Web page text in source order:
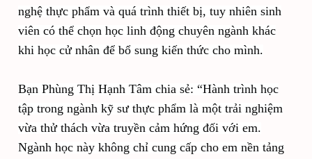
nghệ thực phẩm và quá trình thiết bị, tuy nhiên sinh
viên có thể chọn học linh động chuyên ngành khác
khi học cử nhân để bổ sung kiến thức cho mình.
Bạn Phùng Thị Hạnh Tâm chia sẻ: “Hành trình học
tập trong ngành kỹ sư thực phẩm là một trải nghiệm
vừa thử thách vừa truyền cảm hứng đối với em.
Ngành học này không chỉ cung cấp cho em nền tảng